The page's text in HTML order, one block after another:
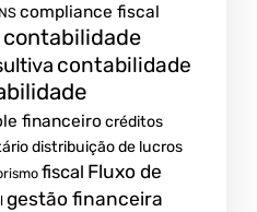
compliance fiscal
contabilidade
contabilidade
financeiro créditos
distribuição de lucros
fiscal Fluxo de
gestão financeira